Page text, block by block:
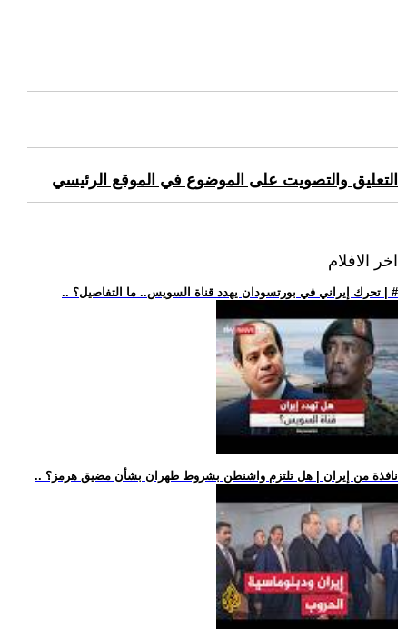
التعليق والتصويت على الموضوع في الموقع الرئيسي
اخر الافلام
.. تحرك إيراني في بورتسودان يهدد قناة السويس.. ما التفاصيل؟ | #
.. نافذة من إيران | هل تلتزم واشنطن بشروط طهران بشأن مضيق هرمز؟